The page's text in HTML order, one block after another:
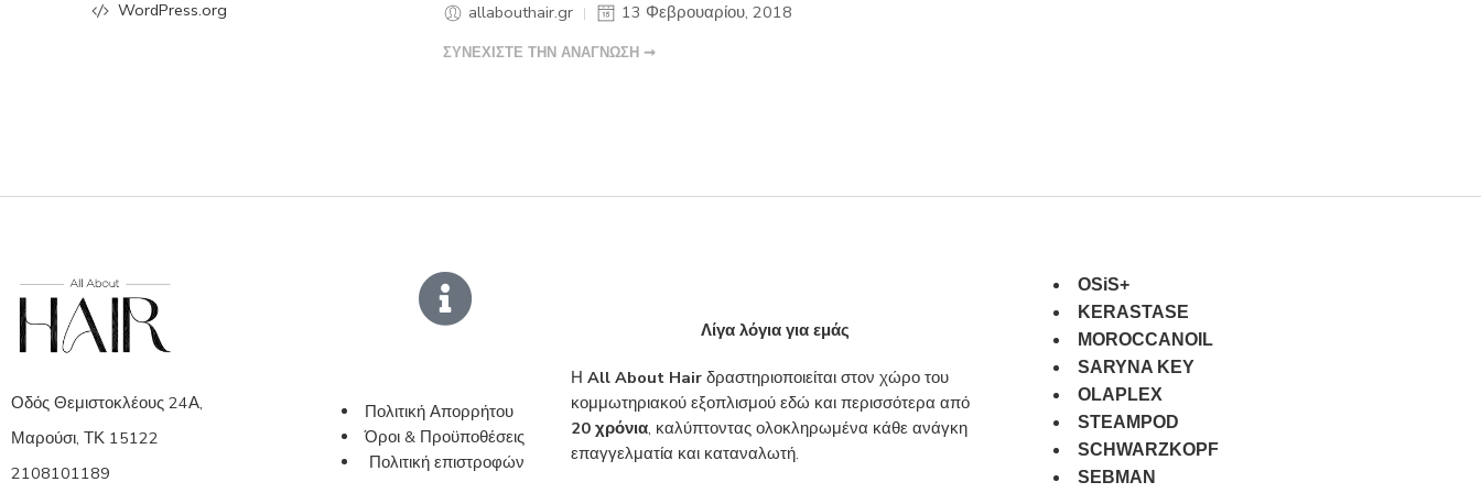
allabouthair.gr 13 Φεβρουαρίου, 2018
ΣΥΝΕΧΙΣΤΕ ΤΗΝ ΑΝΑΓΝΩΣΗ ➞
WordPress.org
Οδός Θεμιστοκλέους 24Α,
Μαρούσι, ΤΚ 15122
2108101189
Πολιτική Απορρήτου
Όροι & Προϋποθέσεις
Πολιτική επιστροφών
Λίγα λόγια για εμάς
Η All About Hairδραστηριοποιείται στον χώρο του
κομμωτηριακού εξοπλισμού εδώ και περισσότερα από
20 χρόνια, καλύπτοντας ολοκληρωμένα κάθε ανάγκη
επαγγελματία και καταναλωτή.
OSiS+
KERASTASE
MOROCCANOIL
SARYNA KEY
OLAPLEX
STEAMPOD
SCHWARZKOPF
SEBMAN